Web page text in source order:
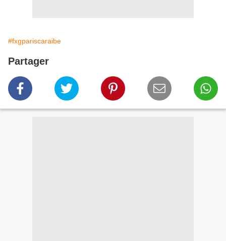
#fxgpariscaraibe
Partager